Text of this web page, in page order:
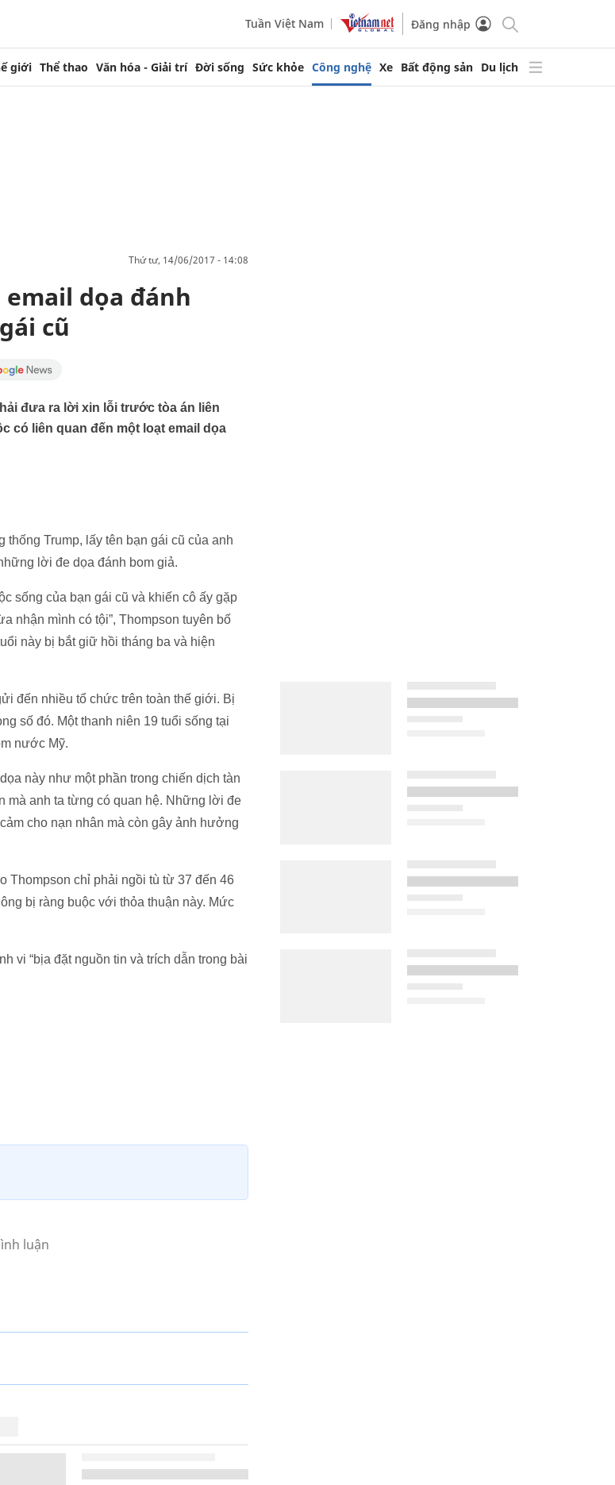
Tuần Việt Nam Đăng nhập
giới Thể thao Văn hóa - Giải trí Đời sống Sức khỏe Công nghệ Xe Bất động sản Du lịch
thứ tư, 14/06/2017 - 14:08
dọa đánh
cũ
đưa ra lời xin lỗi trước tòa án liên
có liên quan đến một loạt email dọa
Trump, lấy tên bạn gái cũ của anh
lời đe dọa đánh bom giả.
sống của bạn gái cũ và khiến cô ấy gặp
nhận mình có tội”, Thompson tuyên bố
này bị bắt giữ hồi tháng ba và hiện
đến nhiều tổ chức trên toàn thế giới. Bị
số đó. Một thanh niên 19 tuổi sống tại
nước Mỹ.
này như một phần trong chiến dịch tàn
mà anh ta từng có quan hệ. Những lời đe
cho nạn nhân mà còn gây ảnh hưởng
Thompson chỉ phải ngồi tù từ 37 đến 46
bị ràng buộc với thỏa thuận này. Mức
vi “bịa đặt nguồn tin và trích dẫn trong bài